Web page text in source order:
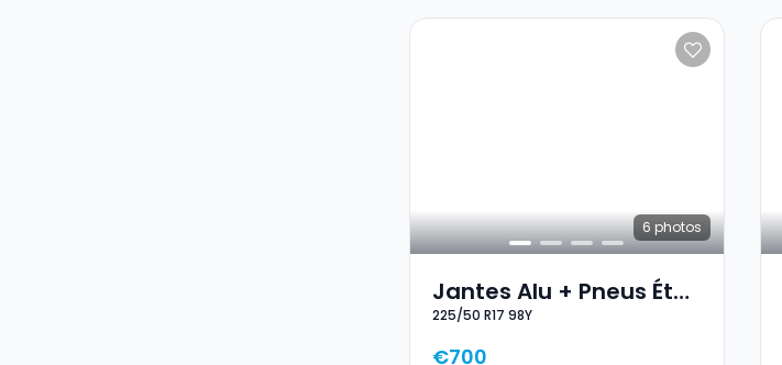
6 photos
Jantes Alu + Pneus Été
17 225/50 R17 98Y
225/50 R17 98Y
€700